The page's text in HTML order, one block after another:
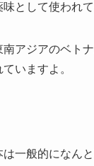
味として使われ
南アジアのベト
いますよ。
一般的になん